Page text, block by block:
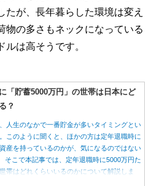
たが、長年暮らした環境は変え
物の多さもネックになっている
ルは高そうです。
「貯蓄5000万円」の世帯は日本にど
？
人生のなかで一番貯金が多いタイミングとい
このように聞くと、ほかの方は定年退職時に
産を持っているのかが、気になるのではない
そこで本記事では、定年退職時に5000万円た
帯はどれくらいいるのかについて解説しま